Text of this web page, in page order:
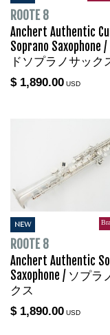
ROOTE 8
Anchert Authentic
Soprano Saxophone
ドソプラノサック
$ 1,890.00 USD
NEW
ROOTE 8
Anchert Authentic
Saxophone / ソプラ
クス
$ 1,890.00 USD